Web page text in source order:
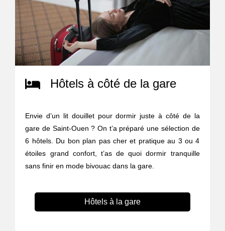
Hôtels à côté de la gare
Envie d’un lit douillet pour dormir juste à côté de la
gare de Saint-Ouen ? On t’a préparé une sélection de
6 hôtels. Du bon plan pas cher et pratique au 3 ou 4
étoiles grand confort, t’as de quoi dormir tranquille
sans finir en mode bivouac dans la gare.
Hôtels à la gare